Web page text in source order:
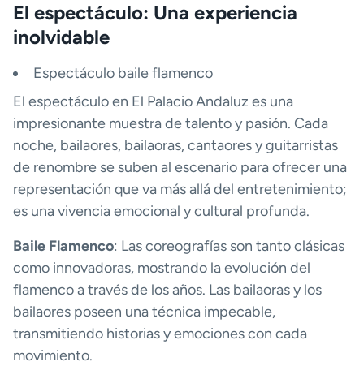
El espectáculo: Una experiencia
inolvidable
Espectáculo baile flamenco
El espectáculo en El Palacio Andaluz es una
impresionante muestra de talento y pasión. Cada
noche, bailaores, bailaoras, cantaores y guitarristas
de renombre se suben al escenario para ofrecer una
representación que va más allá del entretenimiento;
es una vivencia emocional y cultural profunda.
Baile Flamenco: Las coreografías son tanto clásicas
como innovadoras, mostrando la evolución del
flamenco a través de los años. Las bailaoras y los
bailaores poseen una técnica impecable,
transmitiendo historias y emociones con cada
movimiento.